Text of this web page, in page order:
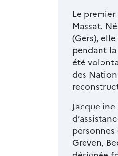
Texte
riche
Le
Massat.
(Gers),
pendant la
été
des
personnes
Greven,